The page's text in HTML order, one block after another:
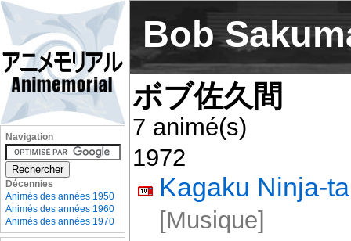
Bob
ボブ佐久間
7 animé(s)
1972
Kagaku Ninja-
[Musique]
Navigation
Décennies
Animés des années 1950
Animés des années 1960
Animés des années 1970